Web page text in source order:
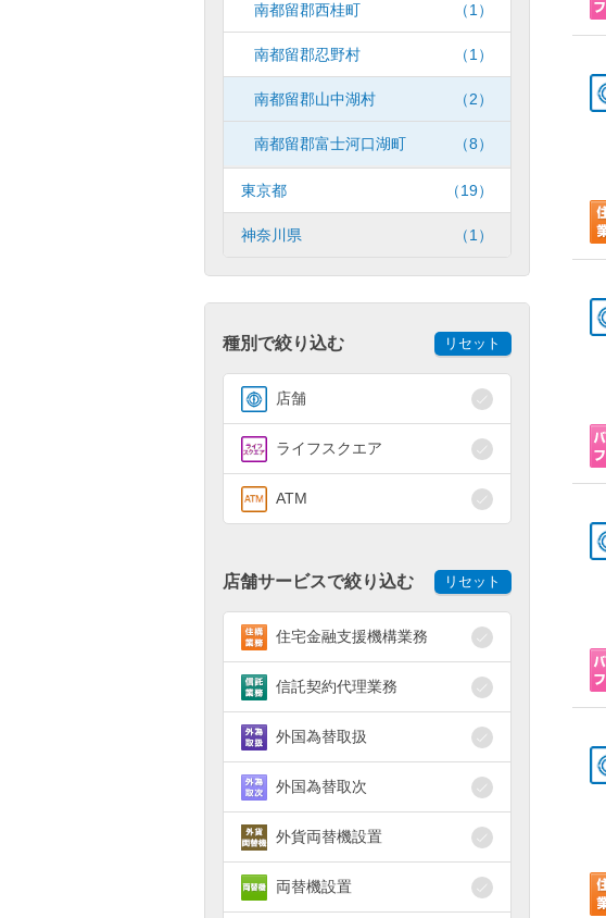
南都留郡西桂町 （1）
南都留郡忍野村 （1）
南都留郡山中湖村 （2）
南都留郡富士河口湖町 （8）
東京都 （19）
神奈川県 （1）
種別で絞り込む リセット
店舗
ライフスクエア
ATM
店舗サービスで絞り込む リセット
住宅金融支援機構業務
信託契約代理業務
外国為替取扱
外国為替取次
外貨両替機設置
両替機設置